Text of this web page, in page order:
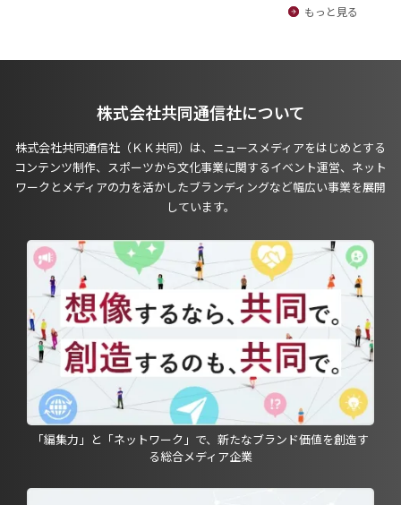
もっと見る
株式会社共同通信社について
株式会社共同通信社（ＫＫ共同）は、ニュースメディアをはじめとする
コンテンツ制作、スポーツから文化事業に関するイベント運営、ネット
ワークとメディアの力を活かしたブランディングなど幅広い事業を展開
しています。
「編集力」と「ネットワーク」で、新たなブランド価値を創造す
る総合メディア企業